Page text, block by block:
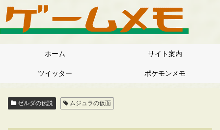
ホーム サイト案内
ツイッター ポケモンメモ
ゼルダの伝説 ムジュラの仮面